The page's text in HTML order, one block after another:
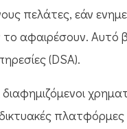
πελάτες, εάν
το αφαιρέσουν. Αυτό
(DSA).
διαφημιζόμενοι
πλατφόρμες